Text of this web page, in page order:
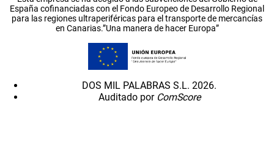
España cofinanciadas con el Fondo Europeo de Desarrollo Regional
para las regiones ultraperiféricas para el transporte de mercancías
en Canarias.”Una manera de hacer Europa”
DOS MIL PALABRAS S.L. 2026.
Auditado por ComScore